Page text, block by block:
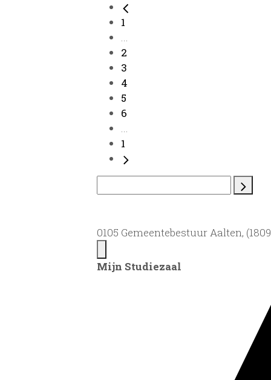
1
...
2
3
4
5
6
...
1
0105 Gemeentebestuur Aalten,
Mijn Studiezaal